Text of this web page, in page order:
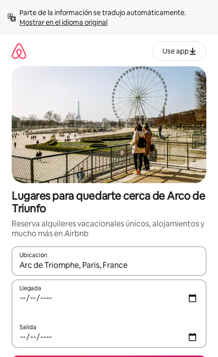
contenidoMostrar en el idioma original
Use app
Lugares para quedarte cerca de Arco de
Triunfo
Reserva alquileres vacacionales únicos, alojamientos y
mucho más en Airbnb
Ubicación
Cuando los resultados estén disponibles, navega con las
Llegada
Salida